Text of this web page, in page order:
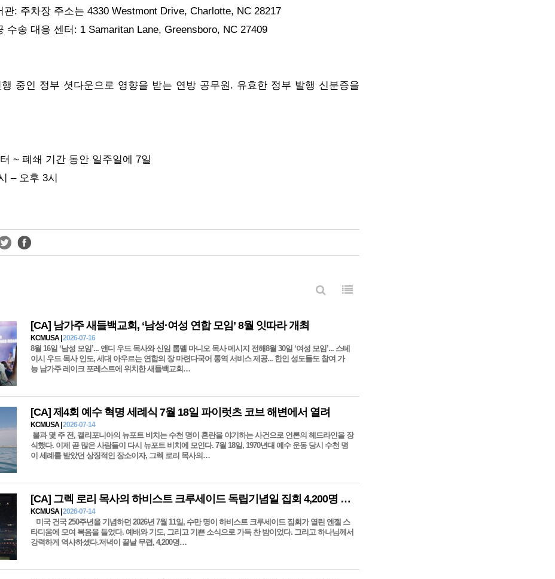
관: 주차장 주소는 4330 Westmont Drive, Charlotte, NC 28217
수송 대응 센터: 1 Samaritan Lane, Greensboro, NC 27409
중인 정부 셧다운으로 영향을 받는 연방 공무원. 유효한 정부 발행 신분증을
~ 폐쇄 기간 동안 일주일에 7일
– 오후 3시
[CA] 남가주 새들백교회, ‘남성·여성 연합 모임’ 8월 잇따라 개최
KCMUSA | 2026-07-16
8월 16일 ‘남성 모임’... 앤디 우드 목사와 신임 롬멜 마니오 목사 메시지 전해8월 30일 ‘여성 모임’... 스테
이시 우드 목사 인도, 세대 아우르는 연합의 장 마련다국어 통역 서비스 제공... 한인 성도들도 참여 가
능 남가주 레이크 포레스트에 위치한 새들백교회…
[CA] 제4회 예수 혁명 세례식 7월 18일 파이럿츠 코브 해변에서 열려
KCMUSA | 2026-07-14
불과 몇 주 전, 캘리포니아의 뉴포트 비치는 수천 명이 혼란을 야기하는 사건으로 언론의 헤드라인을 장
식했다. 이제 곧 많은 사람들이 다시 뉴포트 비치에 모인다. 7월 18일, 1970년대 예수 운동 당시 수천 명
이 세례를 받았던 상징적인 장소이자, 그렉 로리 목사의…
[CA] 그렉 로리 목사의 하비스트 크루세이드 독립기념일 집회 4,200명 복음에 응답
KCMUSA | 2026-07-14
미국 건국 250주년을 기념하던 2026년 7월 11일, 수만 명이 하비스트 크루세이드 집회가 열린 엔젤 스
타디움에 모여 복음을 들었다. 예배와 기도, 그리고 기쁜 소식으로 가득 찬 밤이었다. 그리고 하나님께서
강력하게 역사하셨다.저녁이 끝날 무렵, 4,200명…